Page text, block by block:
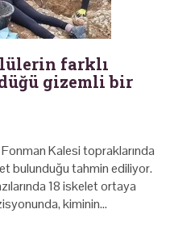
farklı
gizemli bir
Kalesi topraklarında
bulunduğu tahmin ediliyor.
18 iskelet ortaya
kiminin…